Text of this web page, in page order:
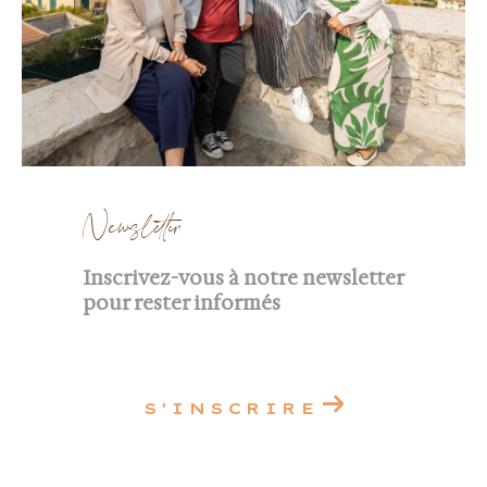
Newsletter
Inscrivez-vous à notre newsletter
pour rester informés
S'INSCRIRE